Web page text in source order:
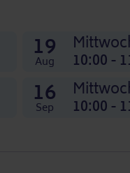
19
Aug 10:00 -
16
Sep 10:00 -